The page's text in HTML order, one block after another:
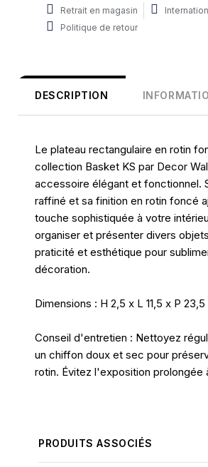
Retrait en magasin
Politique de retour
DESCRIPTION
Le plateau rectangulaire en rotin
collection Basket KS par Decor
accessoire élégant et fonctionnel.
raffiné et sa finition en rotin foncé
touche sophistiquée à votre
organiser et présenter divers
praticité et esthétique pour
décoration.
Dimensions : H 2,5 x L 11,5 x P
Conseil d'entretien : Nettoyez
un chiffon doux et sec pour
rotin. Évitez l'exposition prolongée
PRODUITS ASSOCIÉS